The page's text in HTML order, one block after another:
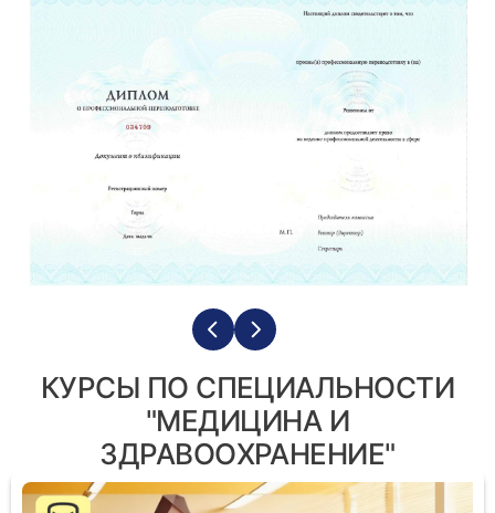
КУРСЫ ПО СПЕЦИАЛЬНОСТИ
"МЕДИЦИНА И
ЗДРАВООХРАНЕНИЕ"